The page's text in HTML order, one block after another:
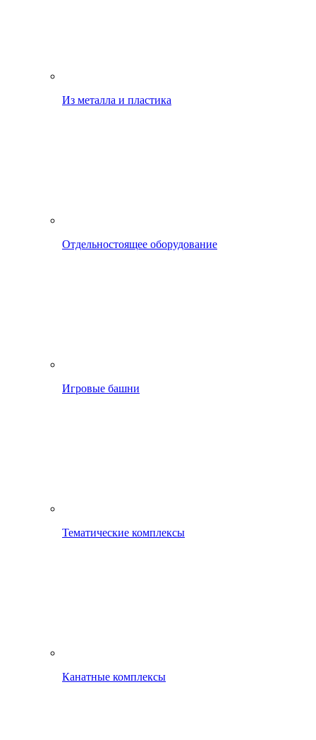
Из металла и пластика
Отдельностоящее оборудование
Игровые башни
Тематические комплексы
Канатные комплексы